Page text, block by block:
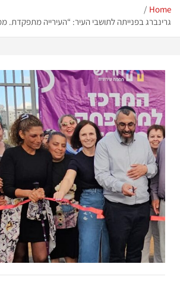
Home
גרינברג בפנייתה לתושבי העיר: “העירייה מתפקדת.